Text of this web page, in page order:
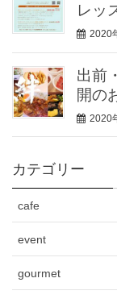
レッ
2020
出前
開の
2020
カテゴリー
cafe
event
gourmet